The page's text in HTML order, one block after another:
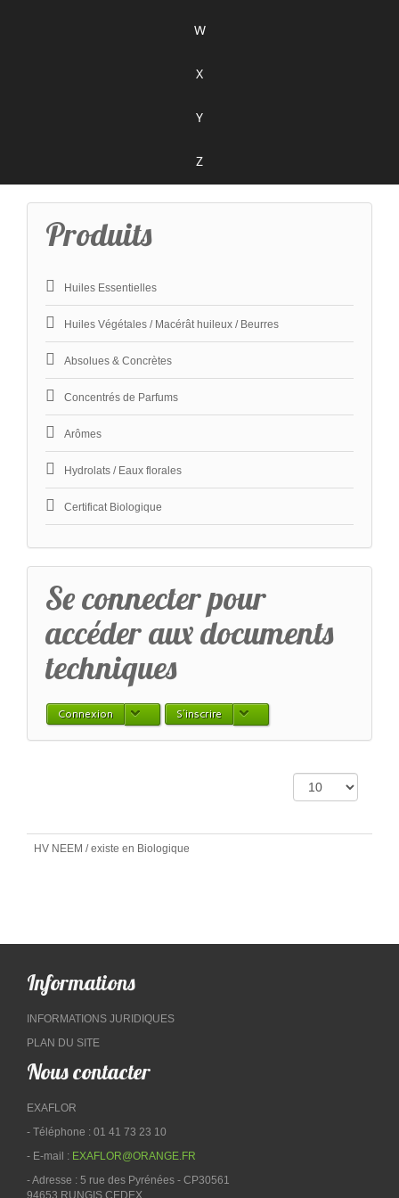
W
X
Y
Z
Produits
Huiles Essentielles
Huiles Végétales / Macérât huileux / Beurres
Absolues & Concrètes
Concentrés de Parfums
Arômes
Hydrolats / Eaux florales
Certificat Biologique
​Se connecter pour
accéder aux documents
techniques
Connexion S'inscrire
HV NEEM / existe en Biologique
Informations
INFORMATIONS JURIDIQUES
PLAN DU SITE
Nous contacter
EXAFLOR
- Téléphone : 01 41 73 23 10
- E-mail : EXAFLOR@ORANGE.FR
- Adresse : 5 rue des Pyrénées - CP30561
94653 RUNGIS CEDEX